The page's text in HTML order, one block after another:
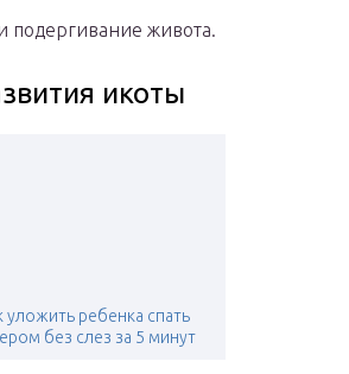
подергивание живота.
икоты
уложить ребенка спать
без слез за 5 минут